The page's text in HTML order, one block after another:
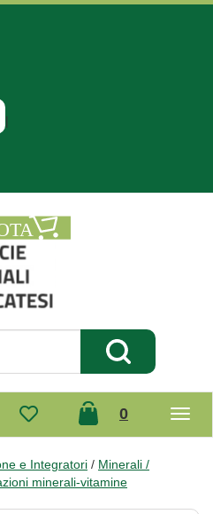
Cerca Prodotto
0prodotti
e Integratori / Minerali /
minerali-vitamine